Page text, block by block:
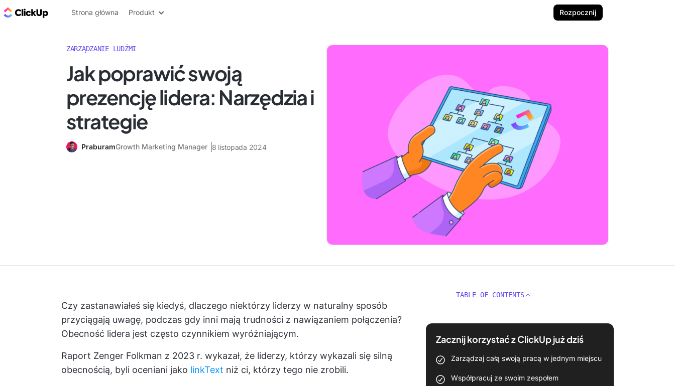
ClickUp Blog
Strona główna Produkt Rozpocznij
ZARZĄDZANIE LUDŹMI
Jak poprawić swoją
prezencję lidera: Narzędzia i
strategie
PraburamGrowth Marketing Manager 8 listopada 2024
Czy zastanawiałeś się kiedyś, dlaczego niektórzy liderzy w naturalny sposób
przyciągają uwagę, podczas gdy inni mają trudności z nawiązaniem połączenia?
Obecność lidera jest często czynnikiem wyróżniającym.
Raport Zenger Folkman z 2023 r. wykazał, że liderzy, którzy wykazali się silną
obecnością, byli oceniani jako linkText niż ci, którzy tego nie zrobili.
TABLE OF CONTENTS
Zacznij korzystać z ClickUp już dziś
Zarządzaj całą swoją pracą w jednym miejscu
Współpracuj ze swoim zespołem